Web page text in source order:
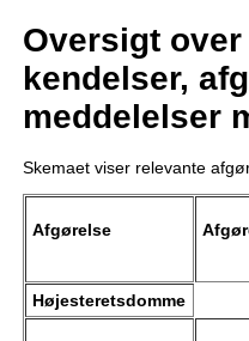
Oversigt over
kendelser,
meddelelser
Skemaet viser relevante
Afgørelse
Højesteretsdomme